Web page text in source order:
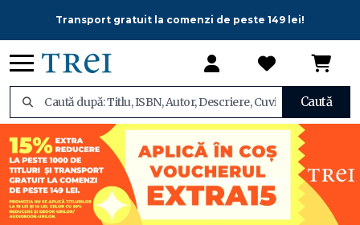
Transport gratuit la comenzi de peste 149 lei!
Caută